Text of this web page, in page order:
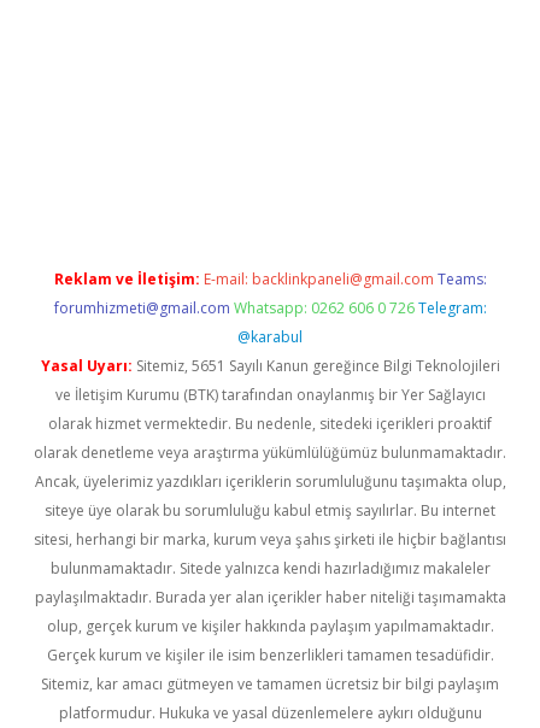
Reklam ve İletişim: E-mail: backlinkpaneli@gmail.com Teams:
forumhizmeti@gmail.com Whatsapp: 0262 606 0 726 Telegram:
@karabul
Yasal Uyarı: Sitemiz, 5651 Sayılı Kanun gereğince Bilgi Teknolojileri
ve İletişim Kurumu (BTK) tarafından onaylanmış bir Yer Sağlayıcı
olarak hizmet vermektedir. Bu nedenle, sitedeki içerikleri proaktif
olarak denetleme veya araştırma yükümlülüğümüz bulunmamaktadır.
Ancak, üyelerimiz yazdıkları içeriklerin sorumluluğunu taşımakta olup,
siteye üye olarak bu sorumluluğu kabul etmiş sayılırlar. Bu internet
sitesi, herhangi bir marka, kurum veya şahıs şirketi ile hiçbir bağlantısı
bulunmamaktadır. Sitede yalnızca kendi hazırladığımız makaleler
paylaşılmaktadır. Burada yer alan içerikler haber niteliği taşımamakta
olup, gerçek kurum ve kişiler hakkında paylaşım yapılmamaktadır.
Gerçek kurum ve kişiler ile isim benzerlikleri tamamen tesadüfidir.
Sitemiz, kar amacı gütmeyen ve tamamen ücretsiz bir bilgi paylaşım
platformudur. Hukuka ve yasal düzenlemelere aykırı olduğunu